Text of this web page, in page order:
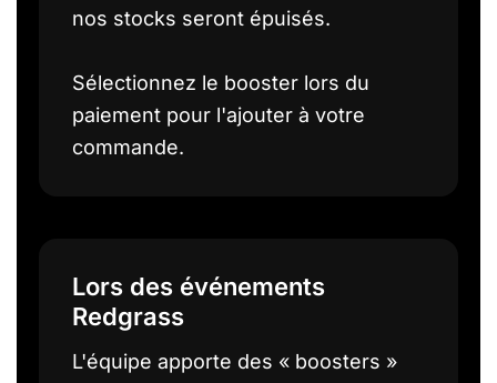
nos stocks seront épuisés.
Sélectionnez le booster lors du
paiement pour l'ajouter à votre
commande.
Lors des événements
Redgrass
L'équipe apporte des « boosters »